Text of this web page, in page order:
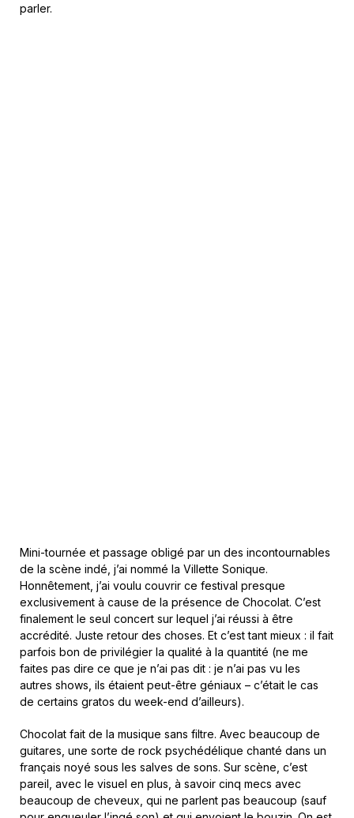
parler.
Mini-tournée et passage obligé par un des incontournables
de la scène indé, j’ai nommé la Villette Sonique.
Honnêtement, j’ai voulu couvrir ce festival presque
exclusivement à cause de la présence de Chocolat. C’est
finalement le seul concert sur lequel j’ai réussi à être
accrédité. Juste retour des choses. Et c’est tant mieux : il fait
parfois bon de privilégier la qualité à la quantité (ne me
faites pas dire ce que je n’ai pas dit : je n’ai pas vu les
autres shows, ils étaient peut-être géniaux – c’était le cas
de certains gratos du week-end d’ailleurs).
Chocolat fait de la musique sans filtre. Avec beaucoup de
guitares, une sorte de rock psychédélique chanté dans un
français noyé sous les salves de sons. Sur scène, c’est
pareil, avec le visuel en plus, à savoir cinq mecs avec
beaucoup de cheveux, qui ne parlent pas beaucoup (sauf